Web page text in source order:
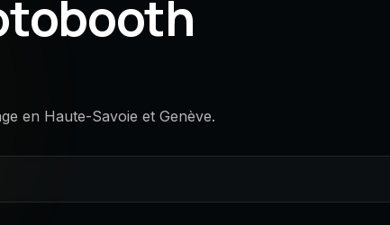
en Haute-Savoie et Genève.